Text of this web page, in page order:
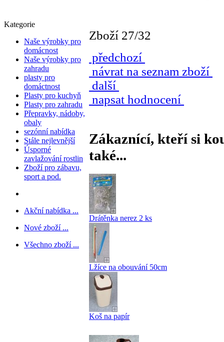
Kategorie
Naše výrobky pro
domácnost
Naše výrobky pro
zahradu
plasty pro
domáctnost
Plasty pro kuchyň
Plasty pro zahradu
Přepravky, nádoby,
obaly
sezónní nabídka
Stále nejlevnější
Úsporné
zavlažování rostlin
Zboží pro zábavu,
sport a pod.
Akční nabídka ...
Nové zboží ...
Všechno zboží ...
Zboží 27/32
předchozí
návrat na seznam zboží
další
napsat hodnocení
Zákaznící, kteří si
také...
Drátěnka nerez 2 ks
Lžíce na obouvání 50cm
Koš na papír